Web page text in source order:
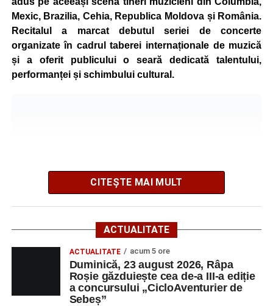
Înaintea zilei de concurs, participanții își vor putea ridica
vor putea înscrie direct la competiție în cadrul Punctului
Oficial de Înscrieri și Informații (Race Office), care va
funcționa după următorul program:
Roșie, unde vor avea loc și antrenamente libere pe
traseul de concurs.
Startul competiției va fi dat duminică, 23 august 2026, la
ora 10:00, la Râpa Roșie.
Înscrierile online sunt deschise până în 22 august 2026 și
pot fi efectuate pe site-ulwww.cicloaventura.ro.
Mexic, Brazilia, Cehia, Republica Moldova și România.
Recitalul a marcat debutul seriei de concerte
organizate în cadrul taberei internaționale de muzică
și a oferit publicului o seară dedicată talentului,
performanței și schimbului cultural.
String Symphonic Camp 2026 reunește tineri
instrumentiști din 6 țări, alături de voluntari și foști elevi ai
CITEȘTE MAI MULT
ACTUALITATE
ACTUALITATE acum 5 ore
Duminică, 23 august 2026, Râpa
Roșie găzduiește cea de-a III-a ediție
a concursului „CicloAventurier de
Sebeș”